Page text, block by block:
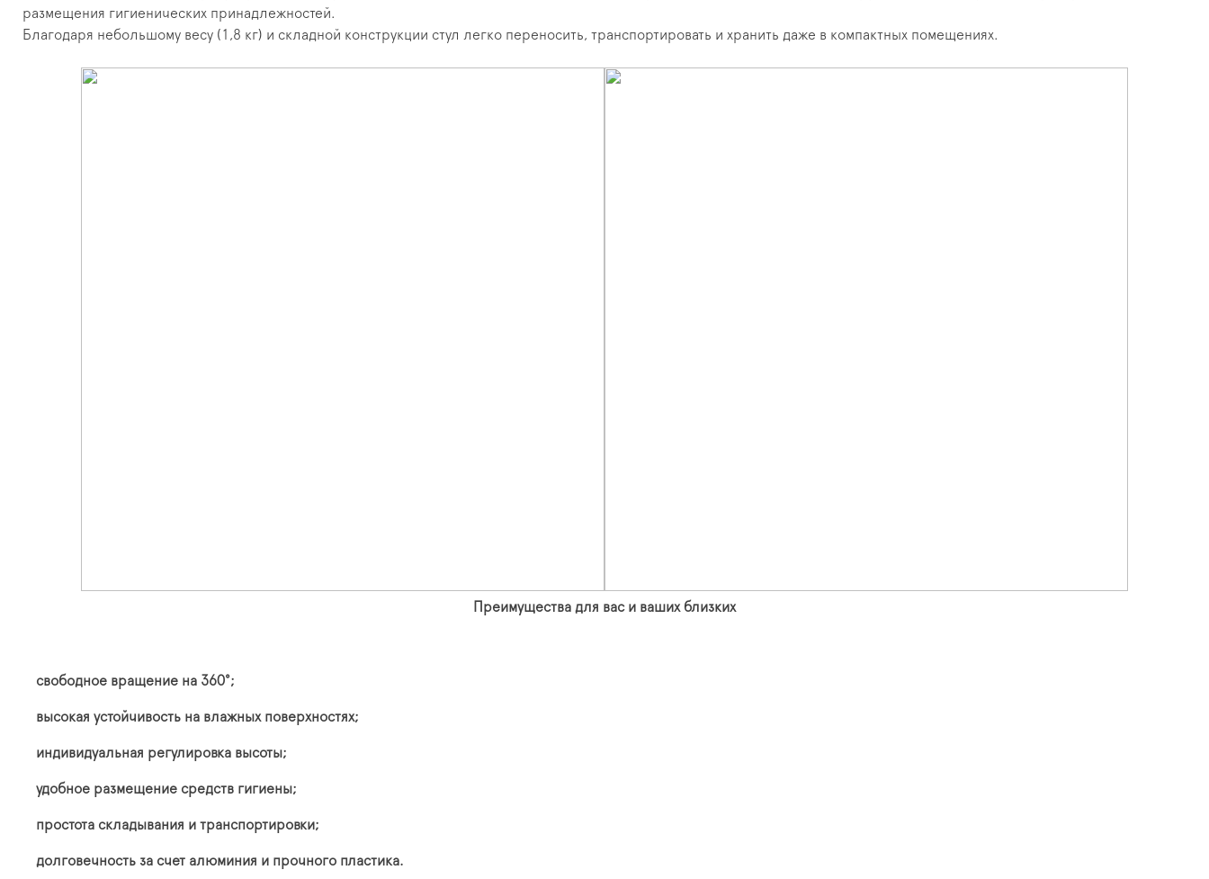
размещения гигиенических принадлежностей.
Благодаря небольшому весу (1,8 кг) и складной конструкции стул легко переносить, транспортировать и хранить даже в компактных помещениях.
Преимущества для вас и ваших близких
свободное вращение на 360°;
высокая устойчивость на влажных поверхностях;
индивидуальная регулировка высоты;
удобное размещение средств гигиены;
простота складывания и транспортировки;
долговечность за счет алюминия и прочного пластика.